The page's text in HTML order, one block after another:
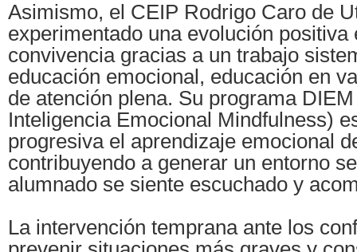
Asimismo, el CEIP Rodrigo Caro de
experimentado una evolución positiva
convivencia gracias a un trabajo
educación emocional, educación en
de atención plena. Su programa
Inteligencia Emocional Mindfulness)
progresiva el aprendizaje emocional
contribuyendo a generar un entorno
alumnado se siente escuchado y
La intervención temprana ante los